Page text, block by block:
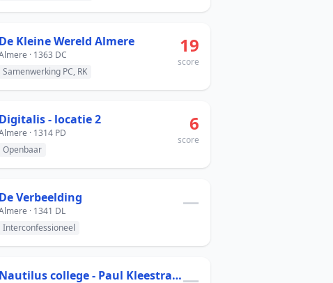
De Kleine Wereld Almere
· 1363 DC
Samenwerking PC, RK
19
score
Digitalis - locatie 2
· 1314 PD
Openbaar
6
score
De Verbeelding
· 1341 DL
Interconfessioneel
—
Nautilus college - Paul Kleestraat